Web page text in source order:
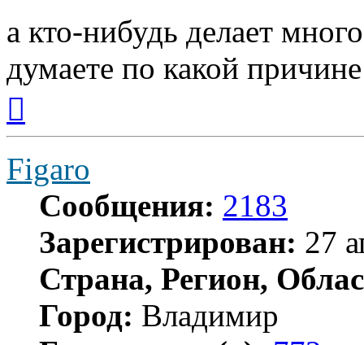
а кто-нибудь делает
думаете по какой
началу
Figaro
Сообщения: 2183
Зарегистрирован: 27
Страна, Регион,
Город: Владимир